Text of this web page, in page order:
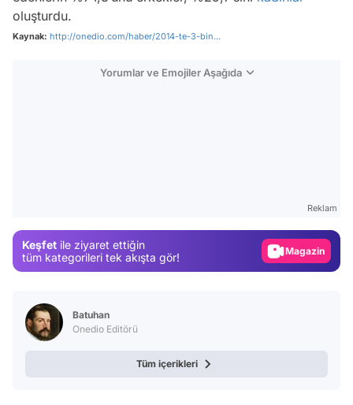
oluşturdu.
Kaynak: http://onedio.com/haber/2014-te-3-bin...
Yorumlar ve Emojiler Aşağıda
Reklam
Keşfet ile ziyaret ettiğin
tüm kategorileri tek akışta gör!
Video
Batuhan
Onedio Editörü
Tüm içerikleri